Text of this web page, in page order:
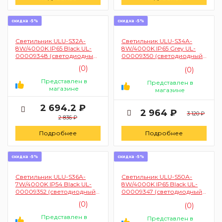
скидка -5%
Светильник ULU-S32A-
8W/4000K IP65 Black UL-
00009348 (светодиодный
накладной белый свет)
(0)
Представлен в
магазине
2 694.2 ₽
2 836 ₽
Подробнее
скидка -5%
Светильник ULU-S34A-
8W/4000K IP65 Grey UL-
00009350 (светодиодный
накладной белый свет)
(0)
Представлен в
магазине
2 964 ₽ 3 120 ₽
Подробнее
скидка -5%
Светильник ULU-S36A-
7W/4000K IP54 Black UL-
00009352 (светодиодный
накладной белый свет)
(0)
Представлен в
скидка -5%
Светильник ULU-S50A-
8W/4000K IP65 Black UL-
00009347 (светодиодный
накладной белый свет)
(0)
Представлен в